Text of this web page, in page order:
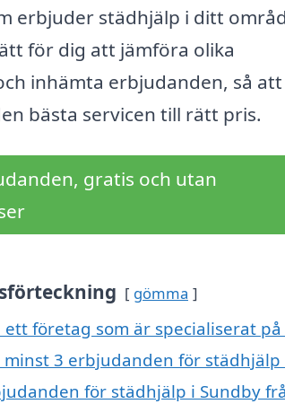
erbjuder städhjälp i ditt
för dig att jämföra olika
inhämta erbjudanden, så att
bästa servicen till rätt pris.
gratis och utan
gömma
ett företag som är specialiserat
minst 3 erbjudanden för städhjälp
för städhjälp i Sundby